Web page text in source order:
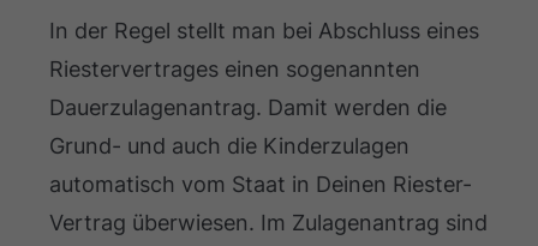
In der Regel stellt man bei Abschluss eines
Riestervertrages einen sogenannten
Dauerzulagenantrag. Damit werden die
Grund- und auch die Kinderzulagen
automatisch vom Staat in Deinen Riester-
Vertrag überwiesen. Im Zulagenantrag sind